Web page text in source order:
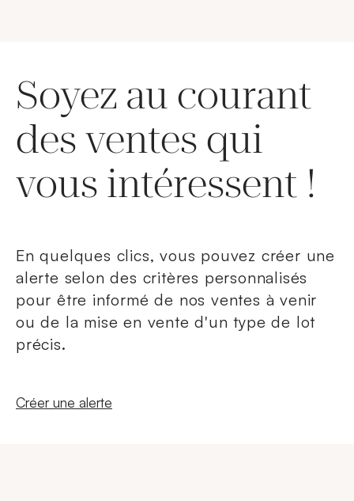
Soyez au courant
des ventes qui
vous intéressent !
En quelques clics, vous pouvez créer une
alerte selon des critères personnalisés
pour être informé de nos ventes à venir
ou de la mise en vente d'un type de lot
précis.
Nouvelle fenêtre
Créer une alerte